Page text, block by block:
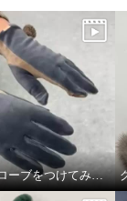
グローブをつけてみました